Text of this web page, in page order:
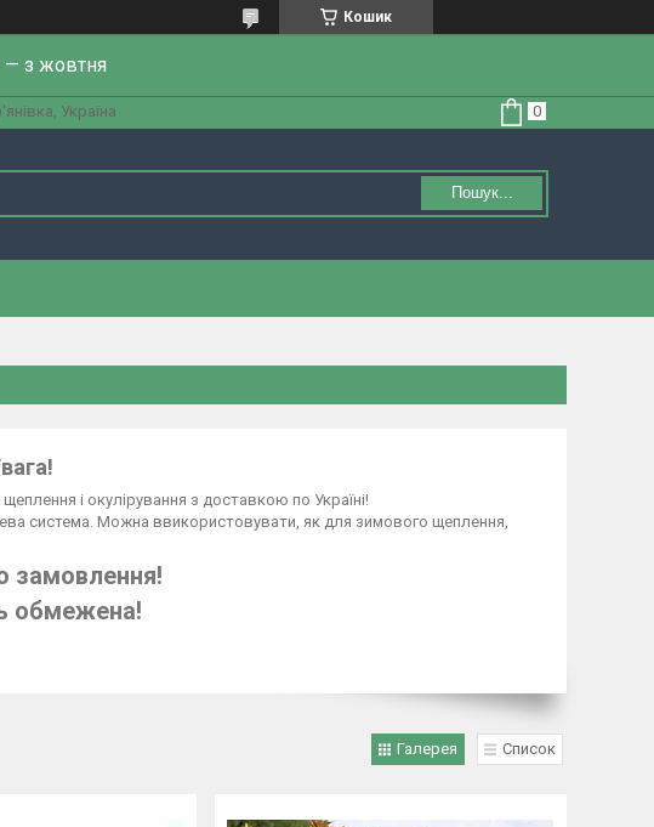
Кошик
— з жовтня
Україна
Пошук...
і окулірування з доставкою по Україні!
система. Можна ввикористовувати, як для зимового щеплення,
замовлення!
обмежена!
Галерея Список